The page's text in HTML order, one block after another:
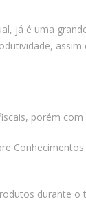
já é uma
porém
durante o